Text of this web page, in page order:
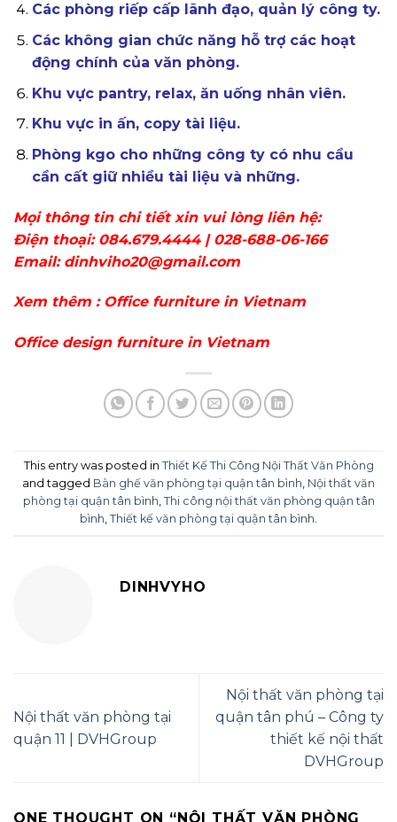
Các phòng riếp cấp lãnh đạo, quản lý công ty.
Các không gian chức năng hỗ trợ các hoạt
động chính của văn phòng.
Khu vực pantry, relax, ăn uống nhân viên.
Khu vực in ấn, copy tài liệu.
Phòng kgo cho những công ty có nhu cầu
cần cất giữ nhiều tài liệu và những.
Mọi thông tin chi tiết xin vui lòng liên hệ:
Điện thoại: 084.679.4444 | 028-688-06-166
Email: dinhviho20@gmail.com
Xem thêm : Office furniture in Vietnam
Office design furniture in Vietnam
This entry was posted in Thiết Kế Thi Công Nội Thất Văn Phòng
and tagged Bàn ghế văn phòng tại quận tân bình, Nội thất văn
phòng tại quận tân bình, Thi công nội thất văn phòng quận tân
bình, Thiết kế văn phòng tại quận tân bình.
DINHVYHO
Nội thất văn phòng tại
quận 11 | DVHGroup
Nội thất văn phòng tại
quận tân phú – Công ty
thiết kế nội thất
DVHGroup
ONE THOUGHT ON “ NỘI THẤT VĂN PHÒNG